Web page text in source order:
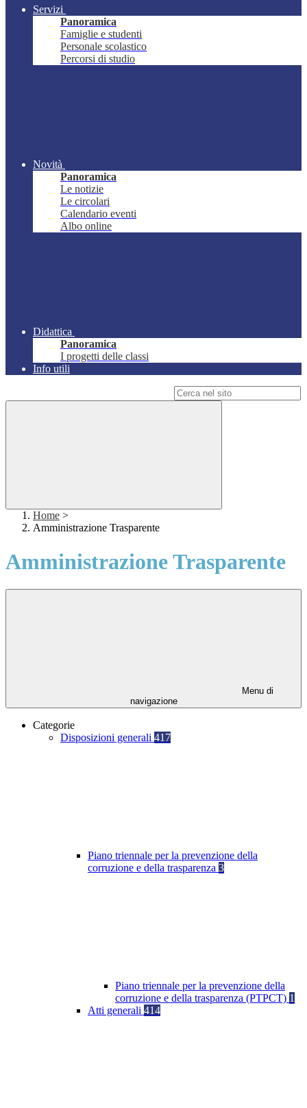
Servizi
Panoramica
Famiglie e studenti
Personale scolastico
Percorsi di studio
Novità
Panoramica
Le notizie
Le circolari
Calendario eventi
Albo online
Didattica
Panoramica
I progetti delle classi
Info utili
Home >
Amministrazione Trasparente
Amministrazione Trasparente
Menu di
navigazione
Categorie
Disposizioni generali 417
Piano triennale per la prevenzione della
corruzione e della trasparenza 3
Piano triennale per la prevenzione della
corruzione e della trasparenza (PTPCT) 1
Atti generali 414